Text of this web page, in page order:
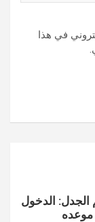
في هذا
الجدل: الدخول
2027 في موعده